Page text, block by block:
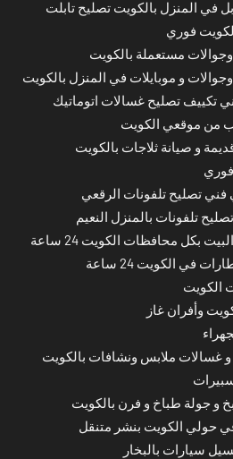
في المنزل بالكويت تصليح تابلت
فوري
مستعملة بالكويت
و موبايلات في المنزل بالكويت
تكييف تصليح غسالات اتوماتيك
من موقعي الكويت
و صيانة ثلاجات بالكويت
فوري
تصليح تلفونات الرقعي
تلفونات بالمنزل النعيم
بكل محافظات الكويت 24 ساعة
في الكويت 24 ساعة
الكويت
وأفران غاز
و غسالات ملابس ونشافات بالكويت
و جولة طباخ و فرن بالكويت
حولي الكويت بنشر متنقل
سيارات بالبخار